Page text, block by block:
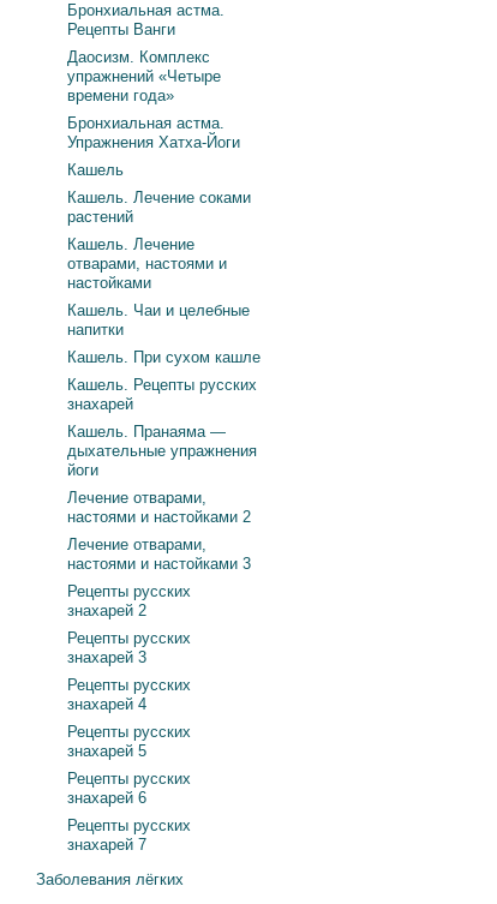
Бронхиальная астма.
Рецепты Ванги
Даосизм. Комплекс
упражнений «Четыре
времени года»
Бронхиальная астма.
Упражнения Хатха-Йоги
Кашель
Кашель. Лечение соками
растений
Кашель. Лечение
отварами, настоями и
настойками
Кашель. Чаи и целебные
напитки
Кашель. При сухом кашле
Кашель. Рецепты русских
знахарей
Кашель. Пранаяма —
дыхательные упражнения
йоги
Лечение отварами,
настоями и настойками 2
Лечение отварами,
настоями и настойками 3
Рецепты русских
знахарей 2
Рецепты русских
знахарей 3
Рецепты русских
знахарей 4
Рецепты русских
знахарей 5
Рецепты русских
знахарей 6
Рецепты русских
знахарей 7
Заболевания лёгких